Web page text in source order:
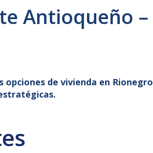
Antioqueño
de vivienda en